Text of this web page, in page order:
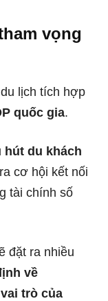
vọng
lịch tích hợp
quốc gia.
hút du khách
cơ hội kết nối
tài chính số
đặt ra nhiều
về
trò của